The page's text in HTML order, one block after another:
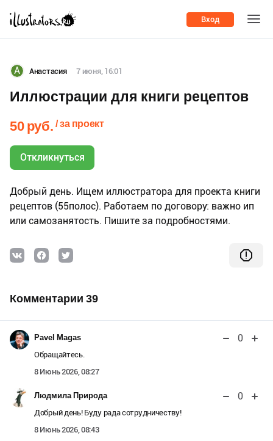
Вход
А Анастасия 7 июня, 16:01
Иллюстрации для книги рецептов
50 руб. / за проект
Откликнуться
Добрый день. Ищем иллюстратора для проекта книги
рецептов (55полос). Работаем по договору: важно ип
или самозанятость. Пишите за подробностями.
Комментарии 39
Pavel Magas 0
Обращайтесь.
8 Июнь 2026, 08:27
Людмила Природа 0
Добрый день! Буду рада сотрудничеству!
8 Июнь 2026, 08:43